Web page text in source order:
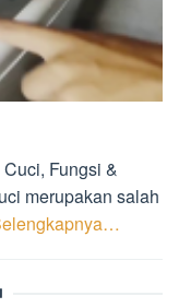
Fungsi &
merupakan salah